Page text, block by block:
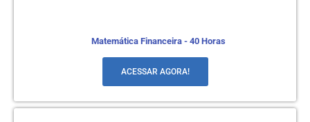
Matemática Financeira - 40 Horas
ACESSAR AGORA!